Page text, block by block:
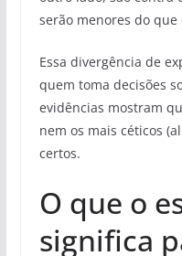
serão menores do
Essa divergência de
quem toma decisões
evidências mostram
nem os mais céticos
certos.
O que o
significa